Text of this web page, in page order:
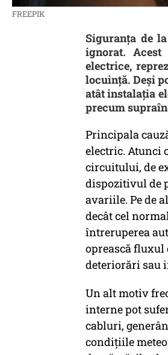
FREEPIK
Siguranța de
ignorat. Acest
electrice,
locuință. Deși
atât instalația
precum
Principala
electric. Atunci
circuitului, de
dispozitivul de
avariile. Pe de
decât cel
întreruperea
oprească fluxul
deteriorări sau
Un alt motiv
interne pot
cabluri,
condițiile